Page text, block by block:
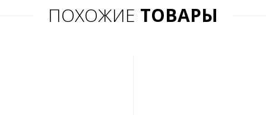
ПОХОЖИЕ ТОВАРЫ